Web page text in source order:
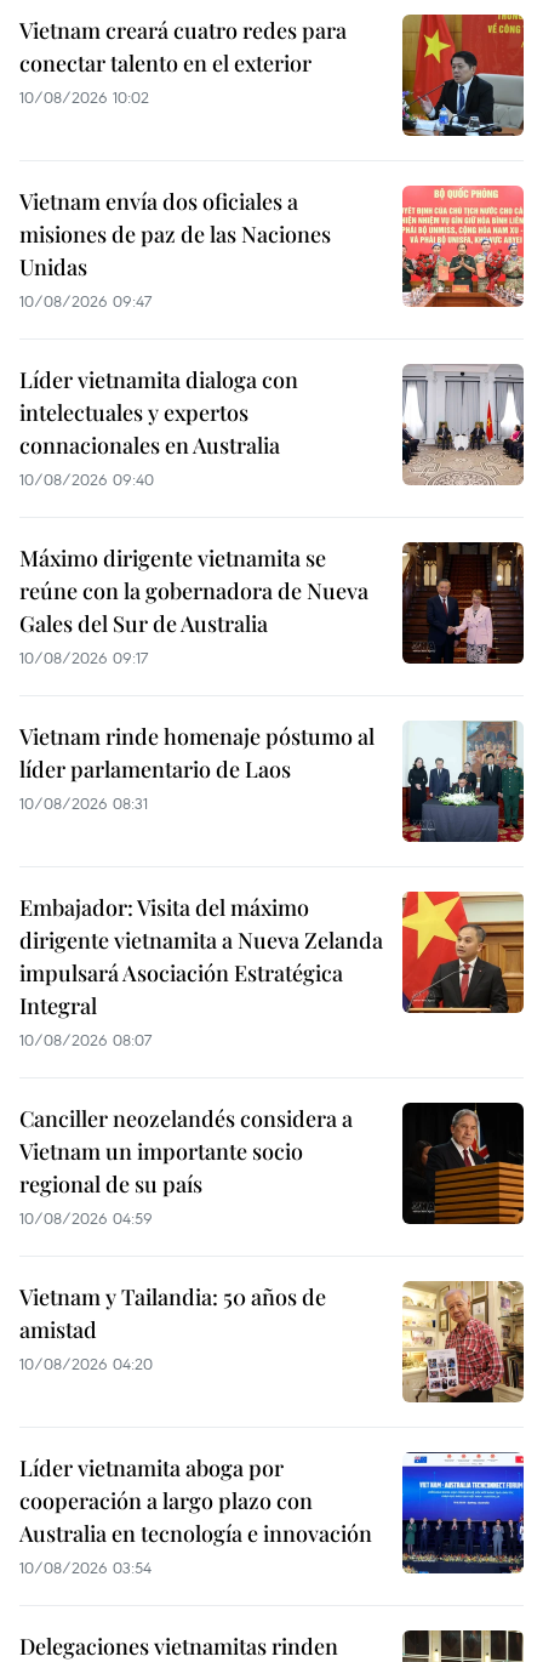
Vietnam creará cuatro redes para
conectar talento en el exterior
10/08/2026 10:02
Vietnam envía dos oficiales a
misiones de paz de las Naciones
Unidas
10/08/2026 09:47
Líder vietnamita dialoga con
intelectuales y expertos
connacionales en Australia
10/08/2026 09:40
Máximo dirigente vietnamita se
reúne con la gobernadora de Nueva
Gales del Sur de Australia
10/08/2026 09:17
Vietnam rinde homenaje póstumo al
líder parlamentario de Laos
10/08/2026 08:31
Embajador: Visita del máximo
dirigente vietnamita a Nueva Zelanda
impulsará Asociación Estratégica
Integral
10/08/2026 08:07
Canciller neozelandés considera a
Vietnam un importante socio
regional de su país
10/08/2026 04:59
Vietnam y Tailandia: 50 años de
amistad
10/08/2026 04:20
Líder vietnamita aboga por
cooperación a largo plazo con
Australia en tecnología e innovación
10/08/2026 03:54
Delegaciones vietnamitas rinden